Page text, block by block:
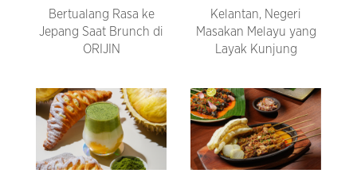
Bertualang Rasa ke
Jepang Saat Brunch di
ORIJIN
Kelantan, Negeri
Masakan Melayu yang
Layak Kunjung